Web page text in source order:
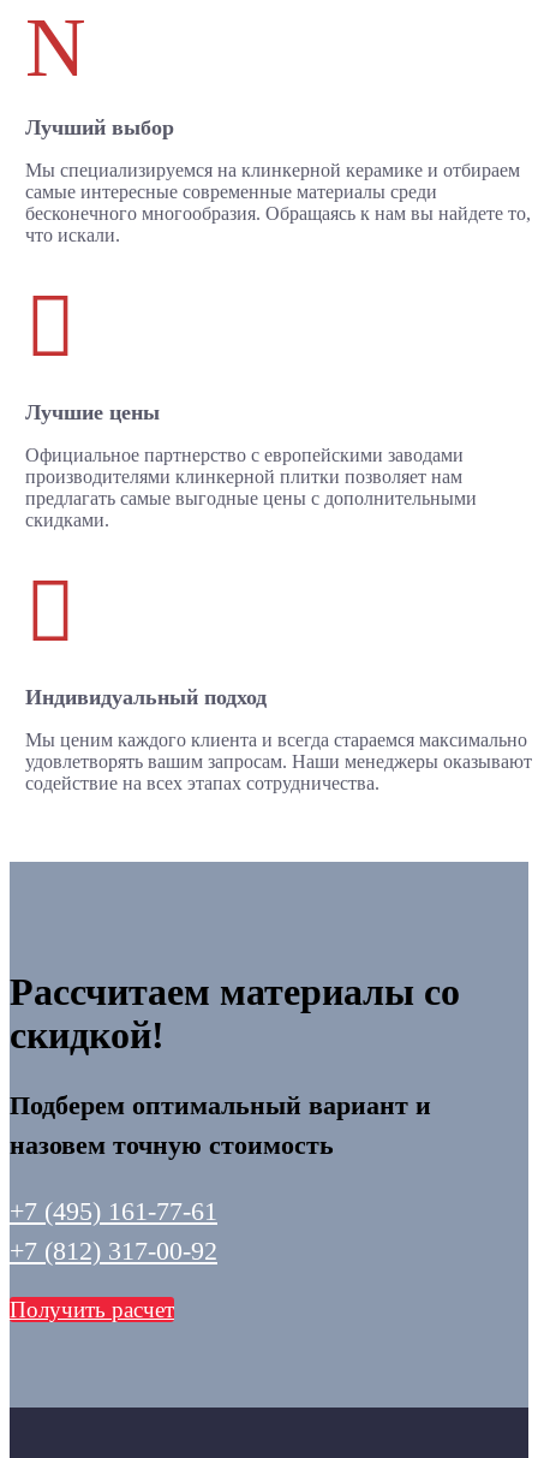
N
Лучший выбор
Мы специализируемся на клинкерной керамике и отбираем
самые интересные современные материалы среди
бесконечного многообразия. Обращаясь к нам вы найдете то,
что искали.

Лучшие цены
Официальное партнерство с европейскими заводами
производителями клинкерной плитки позволяет нам
предлагать самые выгодные цены с дополнительными
скидками.

Индивидуальный подход
Мы ценим каждого клиента и всегда стараемся максимально
удовлетворять вашим запросам. Наши менеджеры оказывают
содействие на всех этапах сотрудничества.
Рассчитаем материалы со
скидкой!
Подберем оптимальный вариант и
назовем точную стоимость
+7 (495) 161-77-61
+7 (812) 317-00-92
Получить расчет